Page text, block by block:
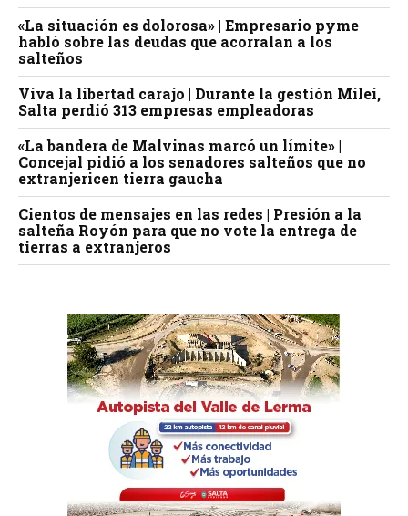
«La situación es dolorosa» | Empresario pyme
habló sobre las deudas que acorralan a los
salteños
Viva la libertad carajo | Durante la gestión Milei,
Salta perdió 313 empresas empleadoras
«La bandera de Malvinas marcó un límite» |
Concejal pidió a los senadores salteños que no
extranjericen tierra gaucha
Cientos de mensajes en las redes | Presión a la
salteña Royón para que no vote la entrega de
tierras a extranjeros